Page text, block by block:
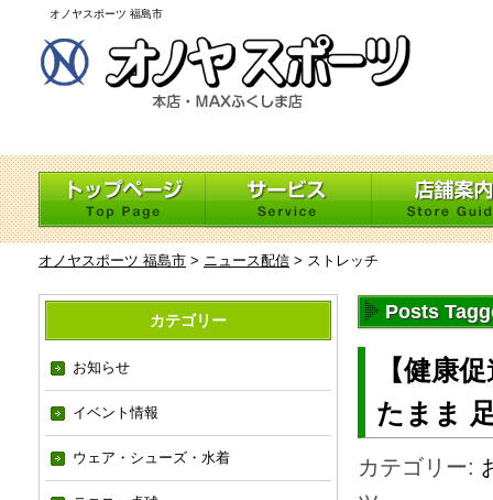
オノヤスポーツ 福島市
オノヤスポーツ 福島市 > ニュース配信 > ストレッチ
カテゴリー
お知らせ
イベント情報
ウェア・シューズ・水着
Posts
【健康
たまま
カテゴリー: